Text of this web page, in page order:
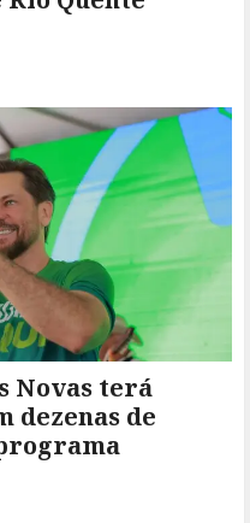
Novas terá
de